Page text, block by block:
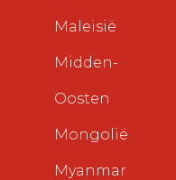
Maleisië
Midden-
Oosten
Mongolië
Myanmar